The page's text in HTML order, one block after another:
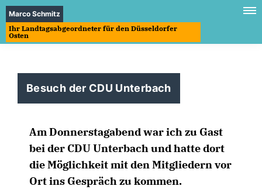
Marco Schmitz
Ihr Landtagsabgeordneter für den Düsseldorfer
Osten
Besuch der CDU Unterbach
Am Donnerstagabend war ich zu Gast
bei der CDU Unterbach und hatte dort
die Möglichkeit mit den Mitgliedern vor
Ort ins Gespräch zu kommen.